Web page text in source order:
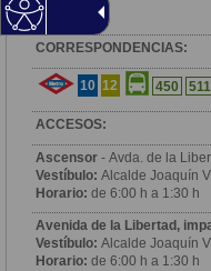
Zona
CORRESPONDENCIAS:
10 12 450 511
ACCESOS:
Ascensor - Avda. de la
Vestíbulo: Alcalde Joaquín
Horario: de 6:00 h a 1:30 h
Avenida de la Libertad,
Vestíbulo: Alcalde Joaquín
Horario: de 6:00 h a 1:30 h